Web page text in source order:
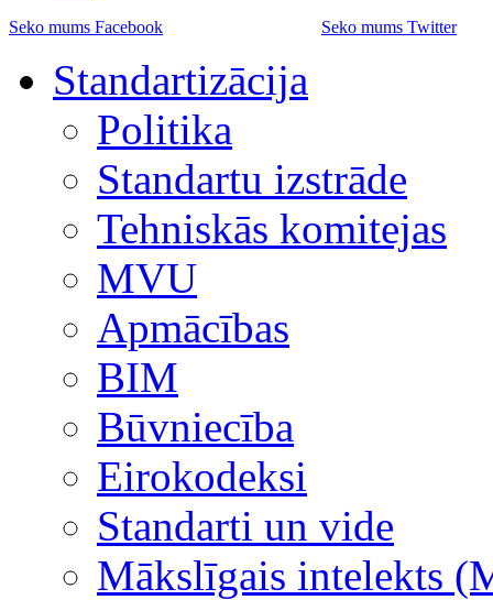
Seko mums Facebook Seko mums Twitter
Standartizācija
Politika
Standartu izstrāde
Tehniskās komitejas
MVU
Apmācības
BIM
Būvniecība
Eirokodeksi
Standarti un vide
Mākslīgais intelekts